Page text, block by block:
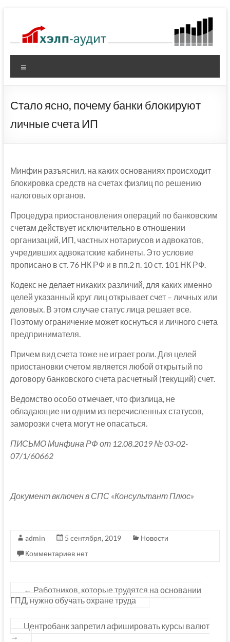
содержимому
Стало ясно, почему банки блокируют
личные счета ИП
Минфин разъяснил, на каких основаниях происходит
блокировка средств на счетах физлиц по решению
налоговых органов.
Процедура приостановления операций по банковским
счетам действует исключительно в отношении
организаций, ИП, частных нотариусов и адвокатов,
учредивших адвокатские кабинеты. Это условие
прописано в ст. 76 НК РФ и в пп.2 п. 10 ст. 101 НК РФ.
Кодекс не делает никаких различий, для каких именно
целей указанный круг лиц открывает счет – личных или
деловых. В этом случае статус лица решает все.
Поэтому ограничение может коснуться и личного счета
предпринимателя.
Причем вид счета тоже не играет роли. Для целей
приостановки счетом является любой открытый по
договору банковского счета расчетный (текущий) счет.
Ведомство особо отмечает, что физлица, не
обладающие ни одним из перечисленных статусов,
заморозки счета могут не опасаться.
ПИСЬМО Минфина РФ от 12.08.2019 № 03-02-
07/1/60662
Документ включен в СПС «Консультант Плюс»
admin 5 сентября, 2019
Новости
Комментариев нет
← Работников, которые трудятся на основании
ГПД, нужно обучать охране труда
Центробанк запретил афишировать курсы валют
→